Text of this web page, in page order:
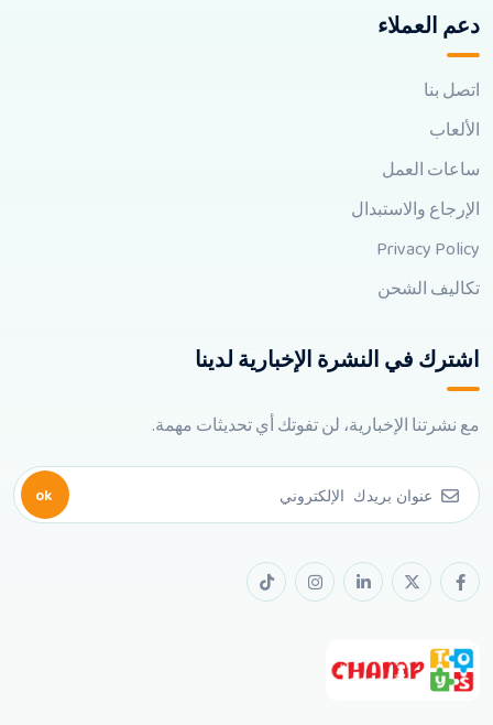
دعم العملاء
اتصل بنا
الألعاب
ساعات العمل
الإرجاع والاستبدال
Privacy Policy
تكاليف الشحن
اشترك في النشرة الإخبارية لدينا
مع نشرتنا الإخبارية، لن تفوتك أي تحديثات مهمة.
ok